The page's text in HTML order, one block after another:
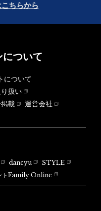
ちらから
について
について
扱い
載
運営会社
dancyu
STYLE
トFamily Online